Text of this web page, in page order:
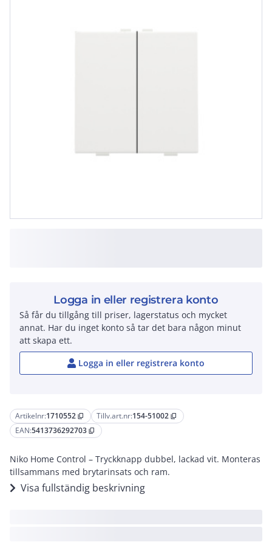
Artikelnr:1710552 content_copy Tillv.art.nr:154-51002 content_copy
EAN:5413736292703 content_copy
Niko Home Control – Tryckknapp dubbel, lackad vit. Monteras
tillsammans med brytarinsats och ram.
Visa fullständig beskrivning
Logga in eller registrera konto
Så får du tillgång till priser, lagerstatus och mycket
annat. Har du inget konto så tar det bara någon minut
att skapa ett.
Logga in eller registrera konto